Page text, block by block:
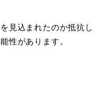
見込まれたのか抵抗し
性があります。